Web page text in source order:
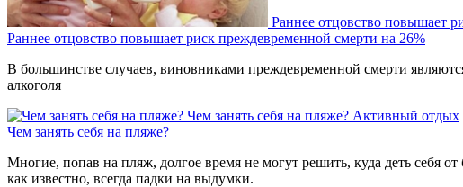
Раннее отцовство повышает
Раннее отцовство повышает риск преждевременной смерти на 26%
В большинстве случаев, виновниками преждевременной смерти
алкоголя
Чем занять себя на пляже? Активный отдых
Чем занять себя на пляже?
Многие, попав на пляж, долгое время не могут решить, куда деть себя
как известно, всегда падки на выдумки.